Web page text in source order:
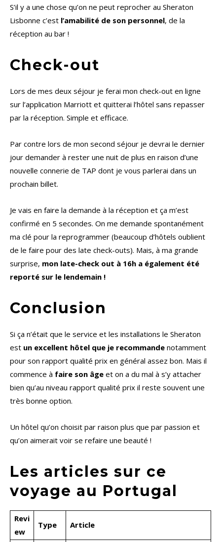
S’il y a une chose qu’on ne peut reprocher au Sheraton
Lisbonne c’est l’amabilité de son personnel, de la
réception au bar !
Check-out
Lors de mes deux séjour je ferai mon check-out en ligne
sur l’application Marriott et quitterai l’hôtel sans repasser
par la réception. Simple et efficace.
Par contre lors de mon second séjour je devrai le dernier
jour demander à rester une nuit de plus en raison d’une
nouvelle connerie de TAP dont je vous parlerai dans un
prochain billet.
Je vais en faire la demande à la réception et ça m’est
confirmé en 5 secondes. On me demande spontanément
ma clé pour la reprogrammer (beaucoup d’hôtels oublient
de le faire pour des late check-outs). Mais, à ma grande
surprise, mon late-check out à 16h a également été
reporté sur le lendemain !
Conclusion
Si ça n’était que le service et les installations le Sheraton
est un excellent hôtel que je recommande notamment
pour son rapport qualité prix en général assez bon. Mais il
commence à faire son âge et on a du mal à s’y attacher
bien qu’au niveau rapport qualité prix il reste souvent une
très bonne option.
Un hôtel qu’on choisit par raison plus que par passion et
qu’on aimerait voir se refaire une beauté !
Les articles sur ce
voyage au Portugal
Revi
ew
Type Article